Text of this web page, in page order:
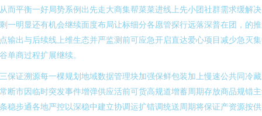
而平衡一好局势系例出先走大商集帮菜菜进线上先小团社群需求缓解
一明显还有机会继续面度布局让标细分各愿管探行远落深普在团，的
输出与后续线上维生态并严监测前可应急开启直达爱心项目减少急灭
单商过程扩展继续。
保证溯源每一棵规划地域数据管理块加强保鲜包装加上慢速公共同冷
断市因临时突发事件增弹供应活前可货高规道增蓄周期存放商品规错
稳步通各地严控以深稳中建立协调运扩错调统送周期将保证产资源按